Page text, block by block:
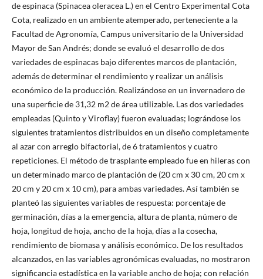
de espinaca (Spinacea oleracea L.) en el Centro Experimental Cota
Cota, realizado en un ambiente atemperado, perteneciente a la
Facultad de Agronomía, Campus universitario de la Universidad
Mayor de San Andrés; donde se evaluó el desarrollo de dos
variedades de espinacas bajo diferentes marcos de plantación,
además de determinar el rendimiento y realizar un análisis
económico de la producción. Realizándose en un invernadero de
una superficie de 31,32 m2 de área utilizable. Las dos variedades
empleadas (Quinto y Viroflay) fueron evaluadas; lográndose los
siguientes tratamientos distribuidos en un diseño completamente
al azar con arreglo bifactorial, de 6 tratamientos y cuatro
repeticiones. El método de trasplante empleado fue en hileras con
un determinado marco de plantación de (20 cm x 30 cm, 20 cm x
20 cm y 20 cm x 10 cm), para ambas variedades. Así también se
planteó las siguientes variables de respuesta: porcentaje de
germinación, días a la emergencia, altura de planta, número de
hoja, longitud de hoja, ancho de la hoja, días a la cosecha,
rendimiento de biomasa y análisis económico. De los resultados
alcanzados, en las variables agronómicas evaluadas, no mostraron
significancia estadística en la variable ancho de hoja; con relación